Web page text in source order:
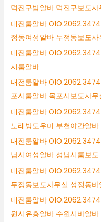
덕진구밤알바 덕진구보도사
대전룸알바
정동여성알바 두정동보도사
대전룸알바
시룸알바
대전룸알바
포시룸알바 목포시보도사무
대전룸알바
노래방도우미 부천야간알바
대전룸알바
남시여성알바 성남시룸보도
대전룸알바
두정동보도사무실 성정동바
대전룸알바
원시유흥알바 수원시바알바